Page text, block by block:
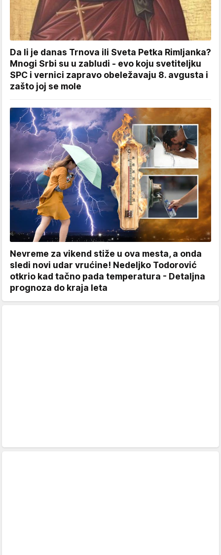
Da li je danas Trnova ili Sveta Petka Rimljanka?
Mnogi Srbi su u zabludi - evo koju svetiteljku
SPC i vernici zapravo obeležavaju 8. avgusta i
zašto joj se mole
Nevreme za vikend stiže u ova mesta, a onda
sledi novi udar vrućine! Nedeljko Todorović
otkrio kad tačno pada temperatura - Detaljna
prognoza do kraja leta